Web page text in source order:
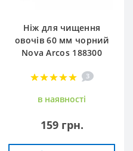
Ніж для чищення
овочів 60 мм чорний
Nova Arcos 188300
3
в наявностi
159 грн.